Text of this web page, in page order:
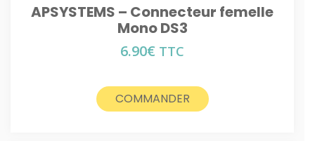
APSYSTEMS – Connecteur femelle
Mono DS3
6.90€ TTC
COMMANDER